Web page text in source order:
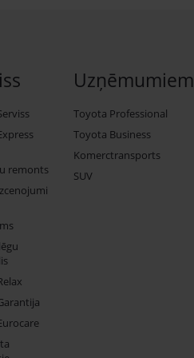
remonts
Uzņēmumiem
Toyota Professional
Toyota Business
Komerctransports
SUV